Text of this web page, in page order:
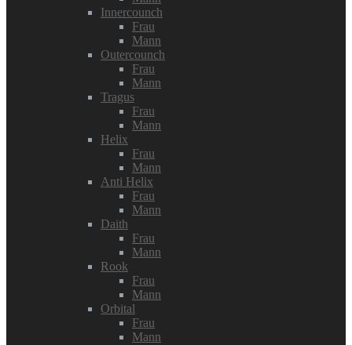
Innercounch
Frau
Mann
Outercounch
Frau
Mann
Tragus
Frau
Mann
Helix
Frau
Mann
Anti Helix
Frau
Mann
Daith
Frau
Mann
Rook
Frau
Mann
Orbital
Frau
Mann